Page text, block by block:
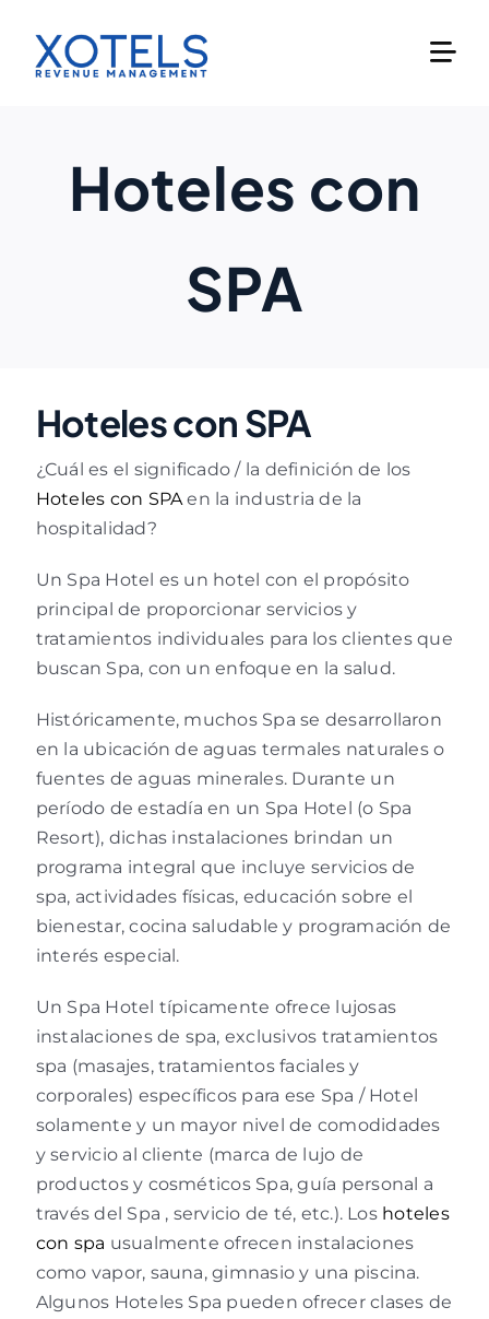
content
Hoteles con
SPA
Hoteles con SPA
¿Cuál es el significado / la definición de los
Hoteles con SPA en la industria de la
hospitalidad?
Un Spa Hotel es un hotel con el propósito
principal de proporcionar servicios y
tratamientos individuales para los clientes que
buscan Spa, con un enfoque en la salud.
Históricamente, muchos Spa se desarrollaron
en la ubicación de aguas termales naturales o
fuentes de aguas minerales. Durante un
período de estadía en un Spa Hotel (o Spa
Resort), dichas instalaciones brindan un
programa integral que incluye servicios de
spa, actividades físicas, educación sobre el
bienestar, cocina saludable y programación de
interés especial.
Un Spa Hotel típicamente ofrece lujosas
instalaciones de spa, exclusivos tratamientos
spa (masajes, tratamientos faciales y
corporales) específicos para ese Spa / Hotel
solamente y un mayor nivel de comodidades
y servicio al cliente (marca de lujo de
productos y cosméticos Spa, guía personal a
través del Spa , servicio de té, etc.). Los hoteles
con spa usualmente ofrecen instalaciones
como vapor, sauna, gimnasio y una piscina.
Algunos Hoteles Spa pueden ofrecer clases de